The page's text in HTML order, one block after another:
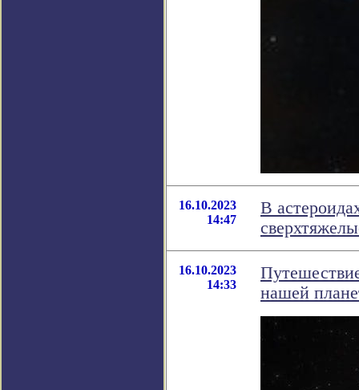
16.10.2023
14:47
В
16.10.2023
14:33
нашей